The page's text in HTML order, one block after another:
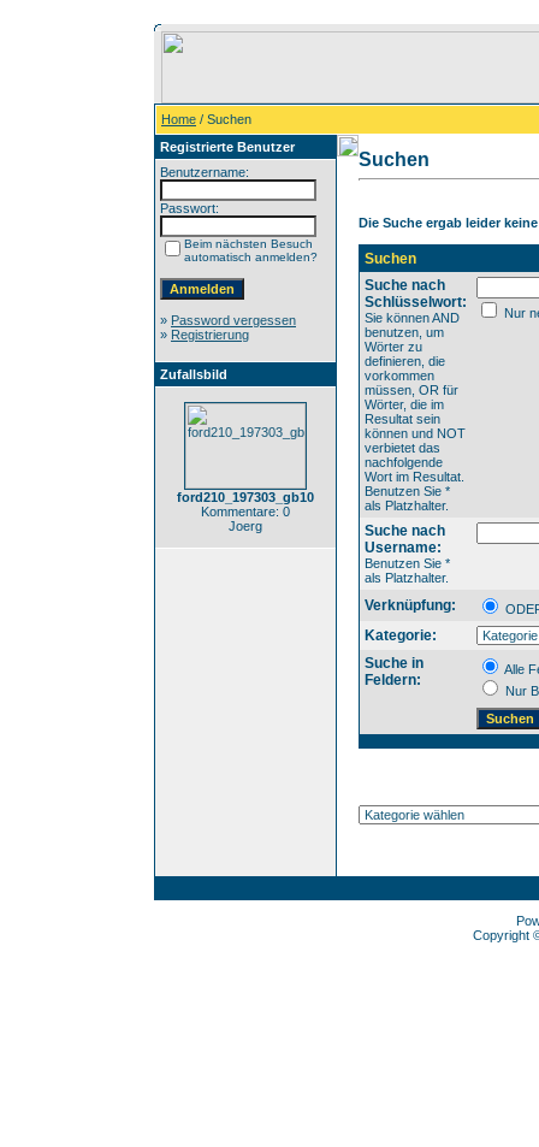
Home / Suchen
Registrierte Benutzer
Benutzername:
Passwort:
Beim nächsten Besuch
automatisch anmelden?
» Password vergessen
» Registrierung
Zufallsbild
ford210_197303_gb10
Kommentare: 0
Joerg
Suchen
Die Suche ergab leider
Suchen
Suche nach
Schlüsselwort:
Sie können AND
benutzen, um
Wörter zu
definieren, die
vorkommen
müssen, OR für
Wörter, die im
Resultat sein
können und NOT
verbietet das
nachfolgende
Wort im Resultat.
Benutzen Sie *
als Platzhalter.
Nur
Suche nach
Username:
Benutzen Sie *
als Platzhalter.
Verknüpfung:
Kategorie:
Suche in
Feldern:
Alle
Nur
Copyright